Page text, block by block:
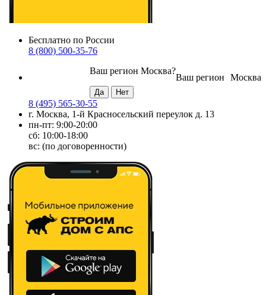
Бесплатно по России
8 (800) 500-35-76
Москва
Ваш регион
Ваш регион Москва?
8 (495) 565-30-55
г. Москва, 1-й Красносельский переулок д. 13
пн-пт: 9:00-20:00
сб: 10:00-18:00
вс: (по договоренности)